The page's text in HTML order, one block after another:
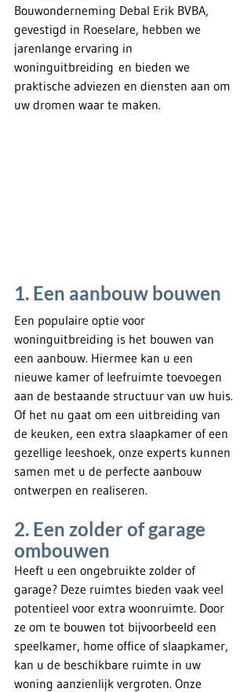
Bouwonderneming Debal Erik BVBA,
gevestigd in Roeselare, hebben we
jarenlange ervaring in
woninguitbreiding en bieden we
praktische adviezen en diensten aan om
uw dromen waar te maken.
1. Een aanbouw bouwen
Een populaire optie voor
woninguitbreiding is het bouwen van
een aanbouw. Hiermee kan u een
nieuwe kamer of leefruimte toevoegen
aan de bestaande structuur van uw huis.
Of het nu gaat om een uitbreiding van
de keuken, een extra slaapkamer of een
gezellige leeshoek, onze experts kunnen
samen met u de perfecte aanbouw
ontwerpen en realiseren.
2. Een zolder of garage
ombouwen
Heeft u een ongebruikte zolder of
garage? Deze ruimtes bieden vaak veel
potentieel voor extra woonruimte. Door
ze om te bouwen tot bijvoorbeeld een
speelkamer, home office of slaapkamer,
kan u de beschikbare ruimte in uw
woning aanzienlijk vergroten. Onze